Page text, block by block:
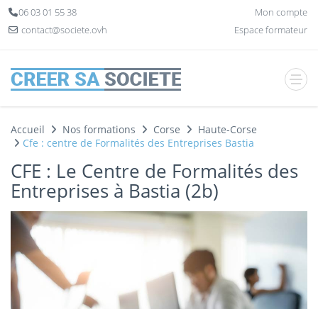
06 03 01 55 38
contact@societe.ovh
Mon compte
Espace formateur
Accueil Nos formations Corse
Haute-Corse
Cfe : centre de Formalités des Entreprises Bastia
CFE : Le Centre de Formalités des
Entreprises à Bastia (2b)
Panneau de gestion des cookies